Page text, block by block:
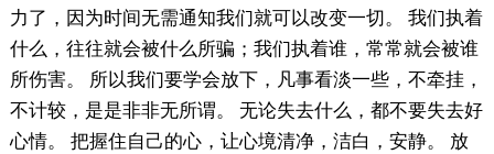
力了，因为时间无需通知我们就可以改变一切。 我们执着
什么，往往就会被什么所骗；我们执着谁，常常就会被谁
所伤害。 所以我们要学会放下，凡事看淡一些，不牵挂，
不计较，是是非非无所谓。 无论失去什么，都不要失去好
心情。 把握住自己的心，让心境清净，洁白，安静。 放